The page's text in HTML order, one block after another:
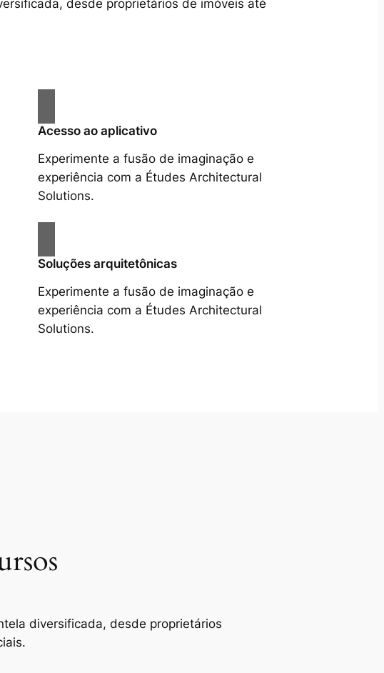
desde proprietários de imóveis até
Acesso ao aplicativo
Experimente a fusão de imaginação e
experiência com a Études Architectural
Solutions.
Soluções arquitetônicas
Experimente a fusão de imaginação e
experiência com a Études Architectural
Solutions.
diversificada, desde proprietários